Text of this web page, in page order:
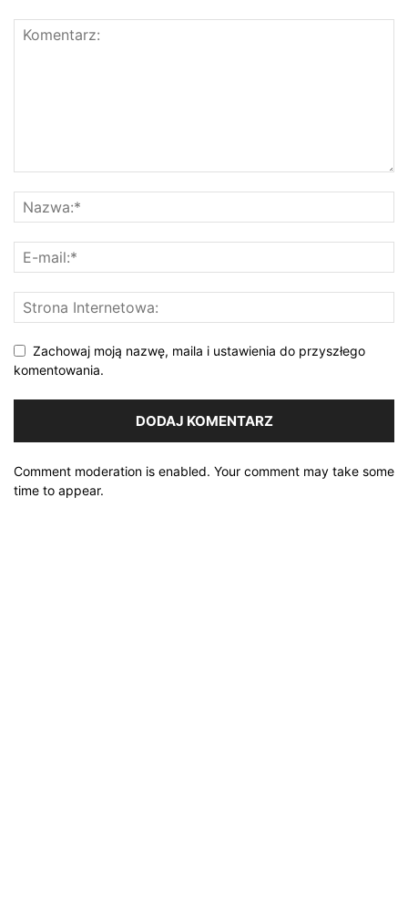
Zachowaj moją nazwę, maila i ustawienia do przyszłego
komentowania.
Comment moderation is enabled. Your comment may take some
time to appear.